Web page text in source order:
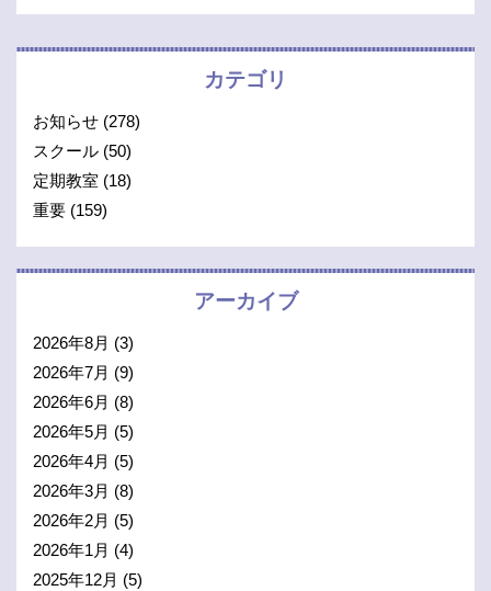
カテゴリ
お知らせ (278)
スクール (50)
定期教室 (18)
重要 (159)
アーカイブ
2026年8月 (3)
2026年7月 (9)
2026年6月 (8)
2026年5月 (5)
2026年4月 (5)
2026年3月 (8)
2026年2月 (5)
2026年1月 (4)
2025年12月 (5)